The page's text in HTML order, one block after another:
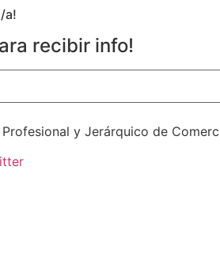
a!
recibir info!
y Jerárquico de